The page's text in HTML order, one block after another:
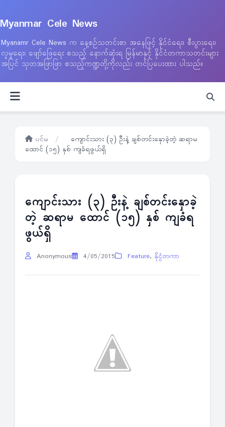
Myanmar Cele News
Myanamr Cele News က နေ့စဉ်သတင်းစာ အနေဖြင့် နိုင်ငံရေး၊ စီးပွားရေး၊
လူမှုရေး၊ ဖျော်ဖြေရေး စသည့် နောက်ဆုံးရ မြန်မာနှင့် နိုင်ငံတကာသတင်းများ
အပြင် သုတအဖြာဖြာ စသည့်ကဏ္ဍတို့ကိုလည်း တင်ပြပေးထား ပါသည်။
ပင်မ /
ကျောင်းသား (၃) ဦးနဲ့ ချစ်တင်းနှောခဲ့တဲ့ ဆရာမ
ထောင် (၁၅) နှစ် ကျခံရဖွယ်ရှိ
ကျောင်းသား (၃) ဦးနဲ့ ချစ်တင်းနှောခဲ့
တဲ့ ဆရာမ ထောင် (၁၅) နှစ် ကျခံရ
ဖွယ်ရှိ
Anonymous 4/05/2015 Feature, နိုင္ငံတကာ